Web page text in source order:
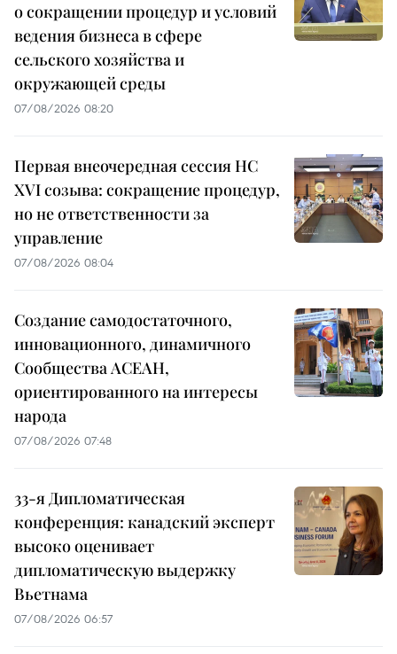
о сокращении процедур и условий
ведения бизнеса в сфере
сельского хозяйства и
окружающей среды
07/08/2026 08:20
Первая внеочередная сессия НС
XVI созыва: сокращение процедур,
но не ответственности за
управление
07/08/2026 08:04
Создание самодостаточного,
инновационного, динамичного
Сообщества АСЕАН,
ориентированного на интересы
народа
07/08/2026 07:48
33-я Дипломатическая
конференция: канадский эксперт
высоко оценивает
дипломатическую выдержку
Вьетнама
07/08/2026 06:57